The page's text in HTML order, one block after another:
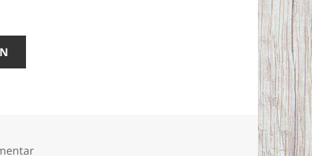
zu Soldaten aus Susanowo